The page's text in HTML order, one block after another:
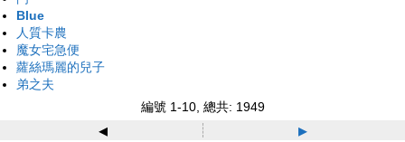
Blue
人質卡農
魔女宅急便
蘿絲瑪麗的兒子
弟之夫
編號 1-10, 總共: 1949
◂ ▸